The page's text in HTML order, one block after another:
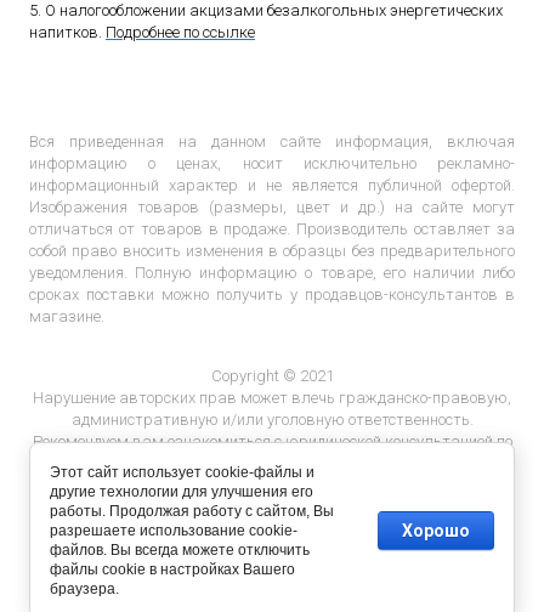
5. О налогообложении акцизами безалкогольных энергетических
напитков. Подробнее по ссылке
Вся приведенная на данном сайте информация, включая
информацию о ценах, носит исключительно рекламно-
информационный характер и не является публичной офертой.
Изображения товаров (размеры, цвет и др.) на сайте могут
отличаться от товаров в продаже. Производитель оставляет за
собой право вносить изменения в образцы без предварительного
уведомления. Полную информацию о товаре, его наличии либо
сроках поставки можно получить у продавцов-консультантов в
магазине.
Copyright © 2021
Нарушение авторских прав может влечь гражданско-правовую,
административную и/или уголовную ответственность.
Рекомендуем вам ознакомиться с юридической консультацией по
ответственности за нарушение авторских прав.
Этот сайт использует cookie-файлы и
другие технологии для улучшения его
работы. Продолжая работу с сайтом, Вы
разрешаете использование cookie-
файлов. Вы всегда можете отключить
файлы cookie в настройках Вашего
браузера.
Хорошо